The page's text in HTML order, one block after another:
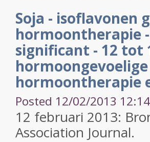
Soja - isoflavonen
hormoontherapie
significant - 12 tot
hormoontherapie
Posted 12/02/2013
12 februari 2013:
Association Journal.